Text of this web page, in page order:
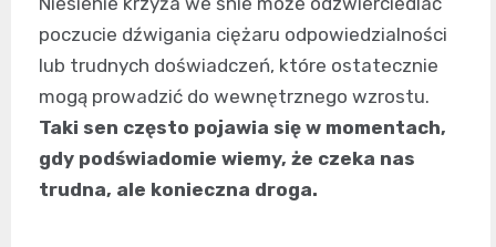
poczucie dźwigania ciężaru odpowiedzialności
lub trudnych doświadczeń, które ostatecznie
mogą prowadzić do wewnętrznego wzrostu.
Taki sen często pojawia się w momentach,
gdy podświadomie wiemy, że czeka nas
trudna, ale konieczna droga.